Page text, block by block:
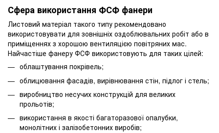
Сфера використання ФСФ фанери
Листовий матеріал такого типу рекомендовано
використовувати для зовнішніх оздоблювальних робіт або в
приміщеннях з хорошою вентиляцією повітряних мас.
Найчастіше фанеру ФСФ використовують для таких цілей:
облаштування покрівель;
облицювання фасадів, вирівнювання стін, підлог і стель;
виробництво несучих конструкцій для великих
прольотів;
використання в якості багаторазової опалубки,
монолітних і залізобетонних виробів;